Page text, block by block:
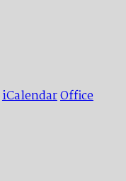
iCalendarOffice